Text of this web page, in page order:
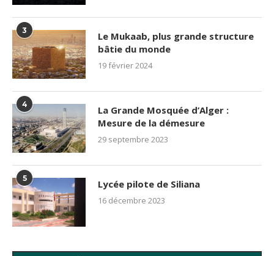
3
Le Mukaab, plus grande structure
bâtie du monde
19 février 2024
4
La Grande Mosquée d’Alger :
Mesure de la démesure
29 septembre 2023
5 Lycée pilote de Siliana
16 décembre 2023